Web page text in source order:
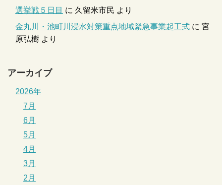
選挙戦５日目 に 久留米市民 より
金丸川・池町川浸水対策重点地域緊急事業起工式 に 宮
原弘樹 より
アーカイブ
2026年
7月
6月
5月
4月
3月
2月